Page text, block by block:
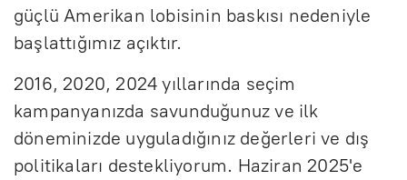
güçlü Amerikan lobisinin baskısı nedeniyle
başlattığımız açıktır.
2016, 2020, 2024 yıllarında seçim
kampanyanızda savunduğunuz ve ilk
döneminizde uyguladığınız değerleri ve dış
politikaları destekliyorum. Haziran 2025'e